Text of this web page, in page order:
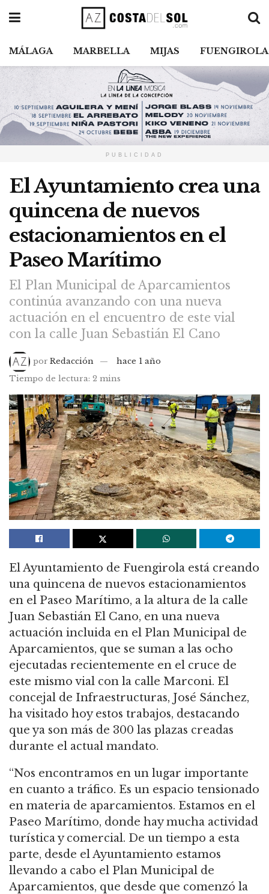
MÁLAGA MARBELLA MIJAS FUENGIROLA
PUBLICIDAD
El Ayuntamiento crea una
quincena de nuevos
estacionamientos en el
Paseo Marítimo
El Plan Municipal de Aparcamientos
continúa avanzando con una nueva
actuación en el encuentro de este vial
con la calle Juan Sebastián El Cano
por Redacción
hace 1 año
Tiempo de lectura: 2 mins
El Ayuntamiento de Fuengirola está creando
una quincena de nuevos estacionamientos
en el Paseo Marítimo, a la altura de la calle
Juan Sebastián El Cano, en una nueva
actuación incluida en el Plan Municipal de
Aparcamientos, que se suman a las ocho
ejecutadas recientemente en el cruce de
este mismo vial con la calle Marconi. El
concejal de Infraestructuras, José Sánchez,
ha visitado hoy estos trabajos, destacando
que ya son más de 300 las plazas creadas
durante el actual mandato.
“Nos encontramos en un lugar importante
en cuanto a tráfico. Es un espacio tensionado
en materia de aparcamientos. Estamos en el
Paseo Marítimo, donde hay mucha actividad
turística y comercial. De un tiempo a esta
parte, desde el Ayuntamiento estamos
llevando a cabo el Plan Municipal de
Aparcamientos, que desde que comenzó la